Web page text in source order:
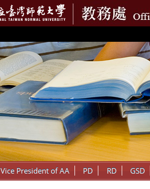
President of AA PD RD GSD